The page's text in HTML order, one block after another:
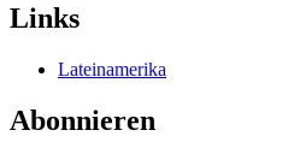
Links
Lateinamerika
Abonnieren